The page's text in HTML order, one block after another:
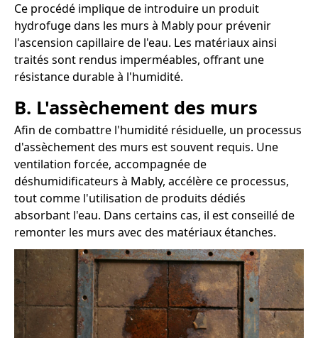
Ce procédé implique de introduire un produit
hydrofuge dans les murs à Mably pour prévenir
l'ascension capillaire de l'eau. Les matériaux ainsi
traités sont rendus imperméables, offrant une
résistance durable à l'humidité.
B. L'assèchement des murs
Afin de combattre l'humidité résiduelle, un processus
d'assèchement des murs est souvent requis. Une
ventilation forcée, accompagnée de
déshumidificateurs à Mably, accélère ce processus,
tout comme l'utilisation de produits dédiés
absorbant l'eau. Dans certains cas, il est conseillé de
remonter les murs avec des matériaux étanches.